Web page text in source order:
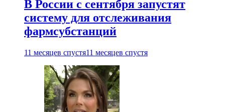
В России с сентября запустят
систему для отслеживания
фармсубстанций
11 месяцев спустя11 месяцев спустя